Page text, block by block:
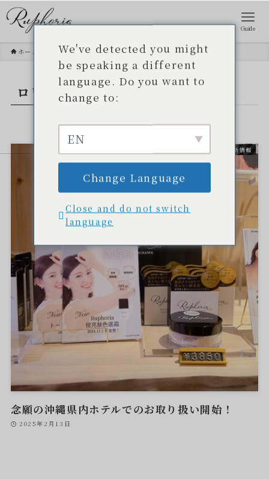
Guide
ホーム ロワジールホテル
ロワジールホテル
最新情報
念願の沖縄県内ホテルでのお取り扱い開始！
2025年2月13日
We've detected you might
be speaking a different
language. Do you want to
change to:
EN
Change Language
Close and do not switch
language